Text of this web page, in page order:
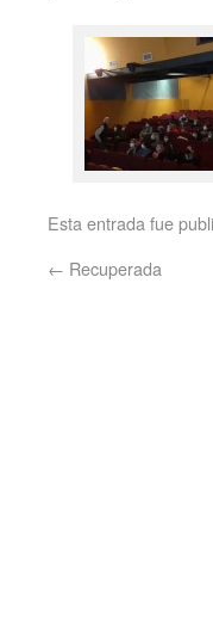
Esta entrada fue
← Recuperada